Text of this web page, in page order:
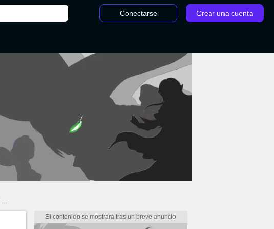
Conectarse Crear una cuenta